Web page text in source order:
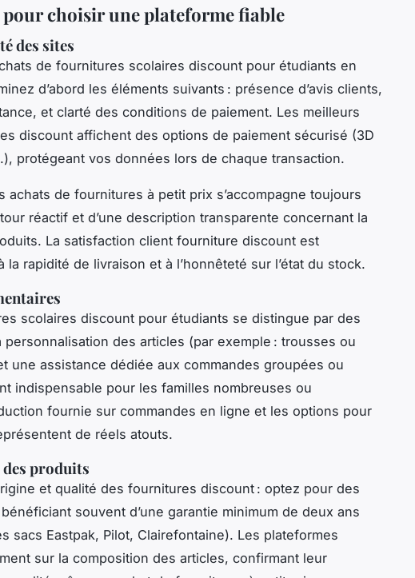
pour choisir une plateforme fiable
des sites
de fournitures scolaires discount pour étudiants en
d’abord les éléments suivants : présence d’avis clients,
et clarté des conditions de paiement. Les meilleurs
discount affichent des options de paiement sécurisé (3D
protégeant vos données lors de chaque transaction.
achats de fournitures à petit prix s’accompagne toujours
réactif et d’une description transparente concernant la
La satisfaction client fourniture discount est
la rapidité de livraison et à l’honnêteté sur l’état du stock.
scolaires discount pour étudiants se distingue par des
des articles (par exemple : trousses ou
une assistance dédiée aux commandes groupées ou
indispensable pour les familles nombreuses ou
fournie sur commandes en ligne et les options pour
de réels atouts.
produits
et qualité des fournitures discount : optez pour des
souvent d’une garantie minimum de deux ans
sacs Eastpak, Pilot, Clairefontaine). Les plateformes
sur la composition des articles, confirmant leur